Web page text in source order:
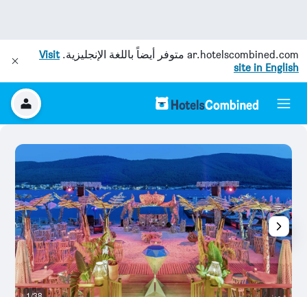
ar.hotelscombined.com متوفر أيضاً باللغة الإنجليزية.Visit
site in English